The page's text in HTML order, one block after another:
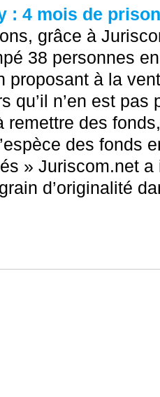
: 4 mois de
grâce à
38 personnes
proposant à la
qu’il n’en est
remettre des
des fonds
» Juriscom.net
d’originalité